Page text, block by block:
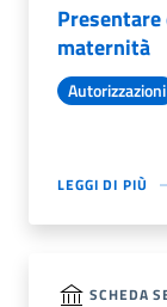
maternità
Autorizzazioni
LEGGI DI PIÙ
SCHEDA